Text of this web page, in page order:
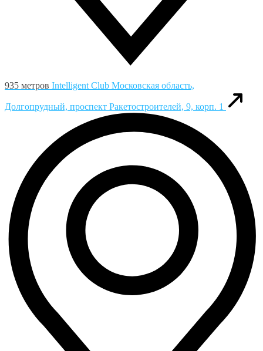
935 метров Intelligent Club Московская область,
Долгопрудный, проспект Ракетостроителей, 9, корп. 1